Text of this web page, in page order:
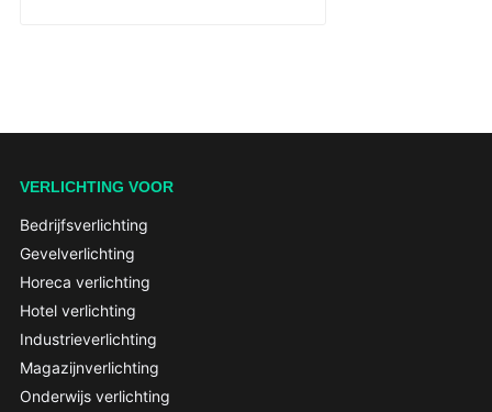
VERLICHTING VOOR
Bedrijfsverlichting
Gevelverlichting
Horeca verlichting
Hotel verlichting
Industrieverlichting
Magazijnverlichting
Onderwijs verlichting